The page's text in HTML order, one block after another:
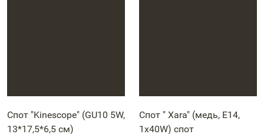
Спот "Kinescope" (GU10 5W,
13*17,5*6,5 см)
Спот " Xara" (медь, E14,
1x40W) спот